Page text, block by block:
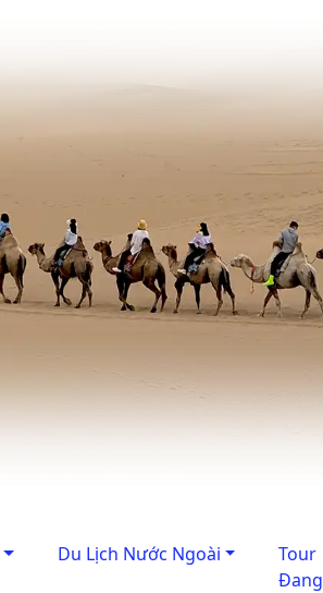
Du Lịch Nước Ngoài
Tour
Đang